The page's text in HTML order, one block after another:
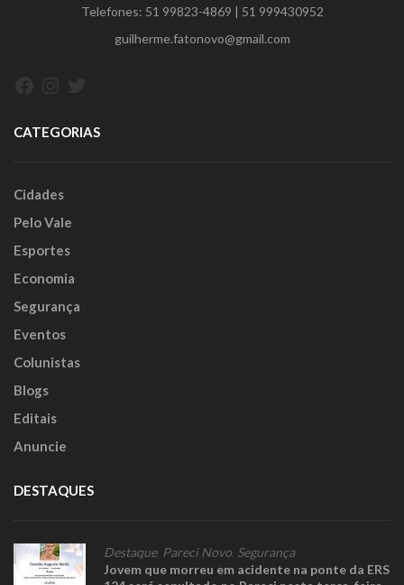
Telefones: 51 99823-4869 | 51 999430952
guilherme.fatonovo@gmail.com
CATEGORIAS
Cidades
Pelo Vale
Esportes
Economia
Segurança
Eventos
Colunistas
Blogs
Editais
Anuncie
DESTAQUES
Destaque, Pareci Novo Segurança
Jovem que morreu em acidente na ponte da ERS